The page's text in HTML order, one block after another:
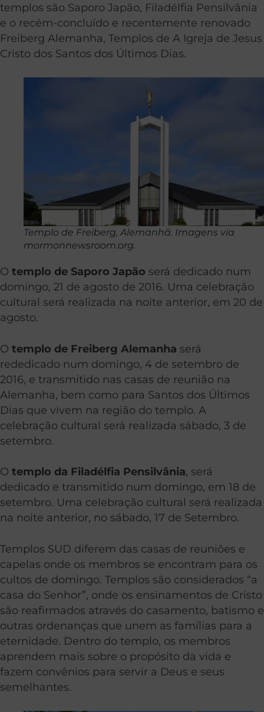
templos são Saporo Japão, Filadélfia Pensilvânia
e o recém-concluído e recentemente renovado
Freiberg Alemanha, Templos de A Igreja de Jesus
Cristo dos Santos dos Últimos Dias.
Templo de Freiberg, Alemanhã. Imagens via
mormonnewsroom.org.
O templo de Saporo Japão será dedicado num
domingo, 21 de agosto de 2016. Uma celebração
cultural será realizada na noite anterior, em 20 de
agosto.
O templo de Freiberg Alemanha será
rededicado num domingo, 4 de setembro de
2016, e transmitido nas casas de reunião na
Alemanha, bem como para Santos dos Últimos
Dias que vivem na região do templo. A
celebração cultural será realizada sábado, 3 de
setembro.
O templo da Filadélfia Pensilvânia, será
dedicado e transmitido num domingo, em 18 de
setembro. Uma celebração cultural será realizada
na noite anterior, no sábado, 17 de Setembro.
Templos SUD diferem das casas de reuniões e
capelas onde os membros se encontram para os
cultos de domingo. Templos são considerados “a
casa do Senhor”, onde os ensinamentos de Cristo
são reafirmados através do casamento, batismo e
outras ordenanças que unem as famílias para a
eternidade. Dentro do templo, os membros
aprendem mais sobre o propósito da vida e
fazem convênios para servir a Deus e seus
semelhantes.